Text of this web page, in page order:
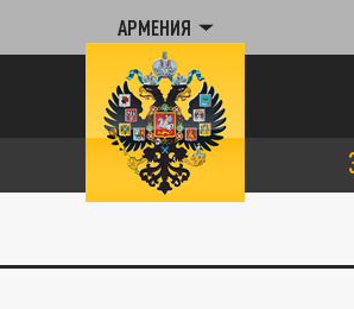
АРМЕНИЯ